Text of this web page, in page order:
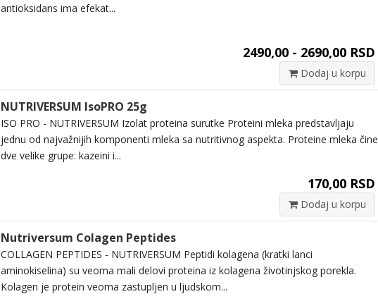
antioksidans ima efekat...
2490,00 - 2690,00 RSD
Dodaj u korpu
NUTRIVERSUM IsoPRO 25g
ISO PRO - NUTRIVERSUM Izolat proteina surutke Proteini mleka predstavljaju
jednu od najvažnijih komponenti mleka sa nutritivnog aspekta. Proteine mleka čine
dve velike grupe: kazeini i...
170,00 RSD
Dodaj u korpu
Nutriversum Colagen Peptides
COLLAGEN PEPTIDES - NUTRIVERSUM Peptidi kolagena (kratki lanci
aminokiselina) su veoma mali delovi proteina iz kolagena životinjskog porekla.
Kolagen je protein veoma zastupljen u ljudskom...